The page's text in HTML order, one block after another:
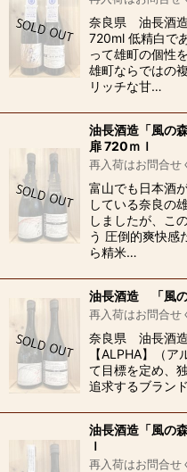
奈良県 油長酒
720ml 低精白で
って雄町の個性
雄町ならではの
リッチな甘…
油長酒造「風の
扉 720ｍｌ
再入荷はお問合せ
富山でも日本酒
している奈良の
しましたが、こ
う 圧倒的爽快感
ら精米…
油長酒造 「風
再入荷はお問合せ
奈良県 油長酒造
【ALPHA】（
て目標を定め、
追求するブラン
油長酒造「風の
ｌ
再入荷はお問合せ